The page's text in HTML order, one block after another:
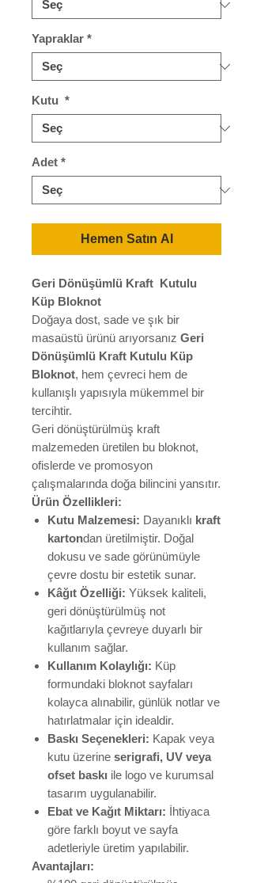
Yapraklar *
Kutu *
Adet *
Hemen Satın Al
Geri Dönüşümlü Kraft Kutulu
Küp Bloknot
Doğaya dost, sade ve şık bir
masaüstü ürünü arıyorsanız Geri
Dönüşümlü Kraft Kutulu Küp
Bloknot, hem çevreci hem de
kullanışlı yapısıyla mükemmel bir
tercihtir.
Geri dönüştürülmüş kraft
malzemeden üretilen bu bloknot,
ofislerde ve promosyon
çalışmalarında doğa bilincini yansıtır.
Ürün Özellikleri:
Kutu Malzemesi: Dayanıklı kraft
kartondan üretilmiştir. Doğal
dokusu ve sade görünümüyle
çevre dostu bir estetik sunar.
Kâğıt Özelliği: Yüksek kaliteli,
geri dönüştürülmüş not
kağıtlarıyla çevreye duyarlı bir
kullanım sağlar.
Kullanım Kolaylığı: Küp
formundaki bloknot sayfaları
kolayca alınabilir, günlük notlar ve
hatırlatmalar için idealdir.
Baskı Seçenekleri: Kapak veya
kutu üzerine serigrafi, UV veya
ofset baskı ile logo ve kurumsal
tasarım uygulanabilir.
Ebat ve Kağıt Miktarı: İhtiyaca
göre farklı boyut ve sayfa
adetleriyle üretim yapılabilir.
Avantajları: